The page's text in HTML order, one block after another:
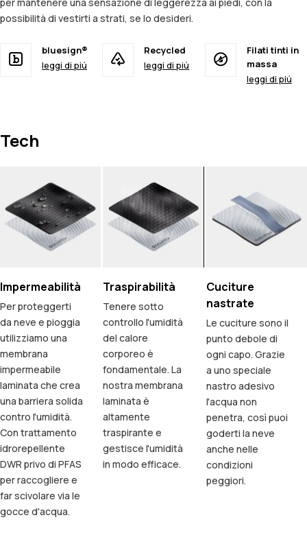
possibilità di vestirti a strati, se lo desideri.
bluesign®
leggi di piú
Recycled
leggi di piú
Filati tinti in
massa
leggi di piú
Tech
Impermeabilità
Per proteggerti
da neve e pioggia
utilizziamo una
membrana
impermeabile
laminata che crea
una barriera solida
contro l'umidità.
Con trattamento
idrorepellente
DWR privo di PFAS
per raccogliere e
far scivolare via le
gocce d'acqua.
Traspirabilità
Tenere sotto
controllo l'umidità
del calore
corporeo è
fondamentale. La
nostra membrana
laminata è
altamente
traspirante e
gestisce l'umidità
in modo efficace.
Cuciture
nastrate
Le cuciture sono il
punto debole di
ogni capo. Grazie
a uno speciale
nastro adesivo
l'acqua non
penetra, così puoi
goderti la neve
anche nelle
condizioni
peggiori.